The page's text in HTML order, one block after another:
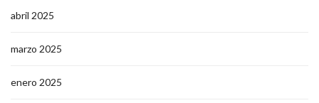
abril 2025
marzo 2025
enero 2025